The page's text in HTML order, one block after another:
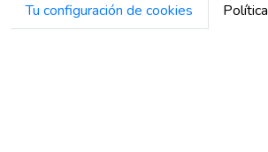
Tu configuración de cookies